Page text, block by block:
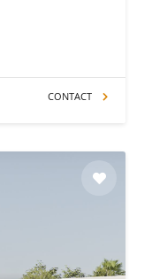
CONTACT